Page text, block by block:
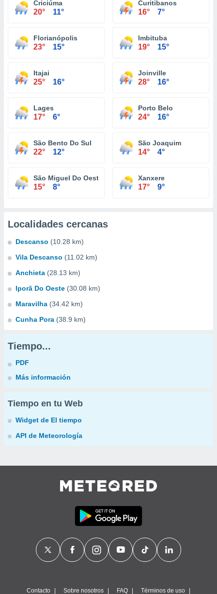
Criciúma
20° 11°
Curitibanos
16° 7°
Florianópolis
23° 15°
Imbituba
19° 15°
Itajai
25° 16°
Joinville
28° 16°
Lages
17° 6°
Porto Belo
24° 16°
São Bento Do Sul
22° 12°
São Joaquim
14° 4°
São Miguel Do Oeste
15° 8°
Xanxere
17° 9°
Localidades cercanas
Descanso (10.28 km)
Vila Descanso (11.02 km)
Anchieta (28.13 km)
Iporã Do Oeste (30.08 km)
Maravilha (34.42 km)
Cunha Pora (38.9 km)
Tiempo...
PDF
Más información
Tiempo en tu Web
Widget de El tiempo
API de Meteorología
Contacto Sobre nosotros FAQ Términos de uso